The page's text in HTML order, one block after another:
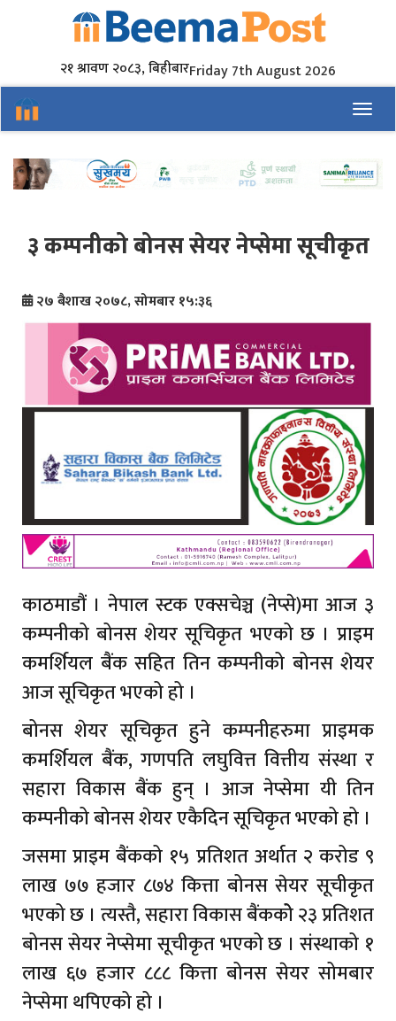
२१ श्रावण २०८३, बिहीबारFriday 7th August 2026
३ कम्पनीको बोनस सेयर नेप्सेमा सूचीकृत
२७ बैशाख २०७८, सोमबार १५:३६
काठमाडौं । नेपाल स्टक एक्सचेञ्च (नेप्से)मा आज ३
कम्पनीको बोनस शेयर सूचिकृत भएको छ । प्राइम
कमर्शियल बैंक सहित तिन कम्पनीको बोनस शेयर
आज सूचिकृत भएको हो ।
बोनस शेयर सूचिकृत हुने कम्पनीहरुमा प्राइमक
कमर्शियल बैंक, गणपति लघुवित्त वित्तीय संस्था र
सहारा विकास बैंक हुन् । आज नेप्सेमा यी तिन
कम्पनीको बोनस शेयर एकैदिन सूचिकृत भएको हो ।
जसमा प्राइम बैंकको १५ प्रतिशत अर्थात २ करोड ९
लाख ७७ हजार ८७४ कित्ता बोनस सेयर सूचीकृत
भएको छ । त्यस्तै, सहारा विकास बैंककोे २३ प्रतिशत
बोनस सेयर नेप्सेमा सूचीकृत भएको छ । संस्थाको १
लाख ६७ हजार ८८८ कित्ता बोनस सेयर सोमबार
नेप्सेमा थपिएको हो ।